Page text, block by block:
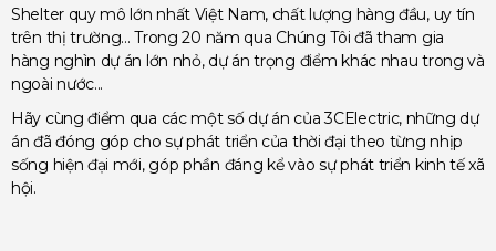
Shelter quy mô lớn nhất Việt Nam, chất lượng hàng đầu, uy tín
trên thị trường... Trong 20 năm qua Chúng Tôi đã tham gia
hàng nghìn dự án lớn nhỏ, dự án trọng điểm khác nhau trong và
ngoài nước...
Hãy cùng điểm qua các một số dự án của 3CElectric, những dự
án đã đóng góp cho sự phát triển của thời đại theo từng nhịp
sống hiện đại mới, góp phần đáng kể vào sự phát triển kinh tế xã
hội.